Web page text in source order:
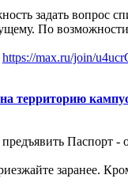
задать вопрос
По
https://max.ru/join/
территорию
Паспорт -
заранее.